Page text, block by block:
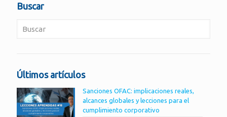
Buscar
Últimos artículos
Sanciones OFAC: implicaciones reales,
alcances globales y lecciones para el
cumplimiento corporativo